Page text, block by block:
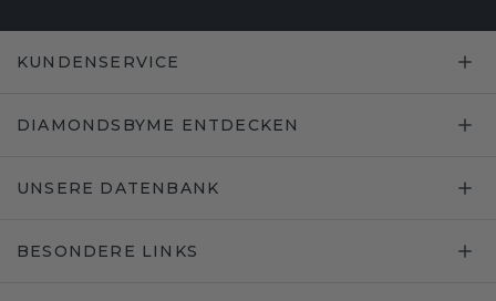
KUNDENSERVICE
DIAMONDSBYME ENTDECKEN
UNSERE DATENBANK
BESONDERE LINKS